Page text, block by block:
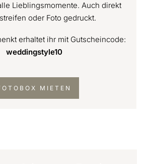
Lieblingsmomente. Auch direkt
oder Foto gedruckt.
erhaltet ihr mit Gutscheincode:
weddingstyle10
MIETEN